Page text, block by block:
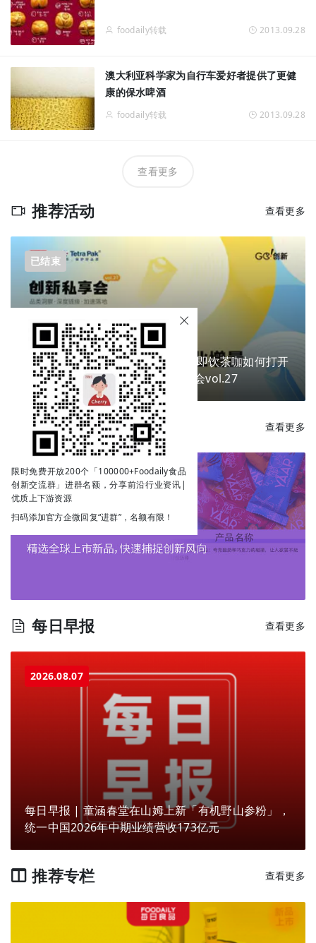
限时免费开放200个「100000+Foodaily食品
创新交流群」进群名额，分享前沿行业资讯|
优质上下游资源
扫码添加官方企微回复“进群”，名额有限！
foodaily转载 2013.09.28
澳大利亚科学家为自行车爱好者提供了更健
康的保水啤酒
foodaily转载 2013.09.28
查看更多
推荐活动 查看更多
已结束
换个包装就能卖爆？掘金新场景，即饮茶咖如何打开
下一个商业增量？ | Go!创新私享会vol.27
每日新品 查看更多
每日早报 查看更多
2026.08.07
每日早报 | 童涵春堂在山姆上新「有机野山参粉」，
统一中国2026年中期业绩营收173亿元
推荐专栏 查看更多